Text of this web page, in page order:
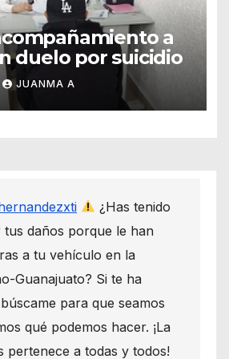
a
duelo por suicidio
JUANMA A
¿Has tenido
tus daños porque le han
a tu vehículo en la
Guanajuato? Si te ha
para que seamos
qué podemos hacer. ¡La
pertenece a todas y todos!